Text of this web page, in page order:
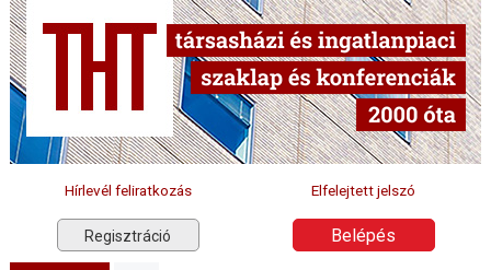
Hírlevél feliratkozás Elfelejtett jelszó
Regisztráció Belépés